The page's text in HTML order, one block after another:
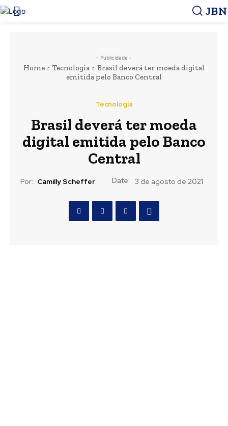
JBN
- Publicidade -
Home Tecnologia
Brasil deverá ter moeda digital
emitida pelo Banco Central
Tecnologia
Brasil deverá ter moeda
digital emitida pelo Banco
Central
Por: Camilly Scheffer Date: 3 de agosto de 2021